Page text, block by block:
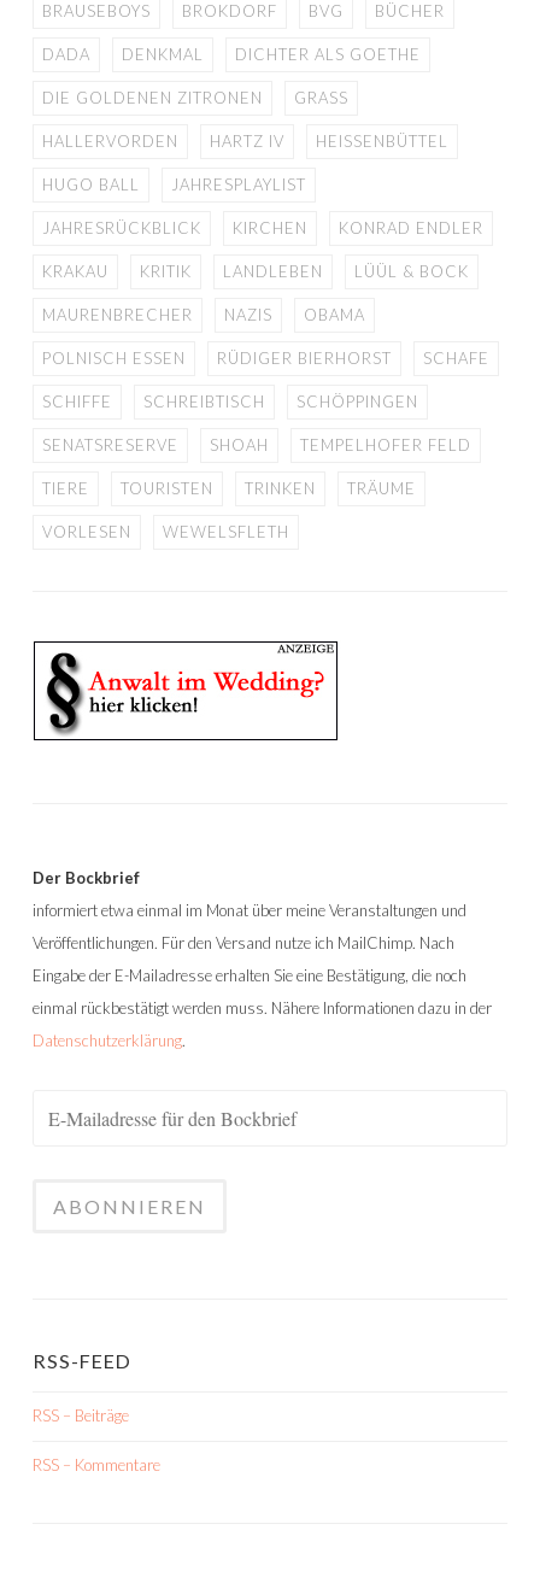
BRAUSEBOYS BROKDORF BVG BÜCHER
DADA DENKMAL DICHTER ALS GOETHE
DIE GOLDENEN ZITRONEN GRASS
HALLERVORDEN HARTZ IV HEISSENBÜTTEL
HUGO BALL JAHRESPLAYLIST
JAHRESRÜCKBLICK KIRCHEN KONRAD ENDLER
KRAKAU KRITIK LANDLEBEN LÜÜL & BOCK
MAURENBRECHER NAZIS OBAMA
POLNISCH ESSEN RÜDIGER BIERHORST SCHAFE
SCHIFFE SCHREIBTISCH SCHÖPPINGEN
SENATSRESERVE SHOAH TEMPELHOFER FELD
TIERE TOURISTEN TRINKEN TRÄUME
VORLESEN WEWELSFLETH
Der Bockbrief
informiert etwa einmal im Monat über meine Veranstaltungen und
Veröffentlichungen. Für den Versand nutze ich MailChimp. Nach
Eingabe der E-Mailadresse erhalten Sie eine Bestätigung, die noch
einmal rückbestätigt werden muss. Nähere Informationen dazu in der
Datenschutzerklärung.
RSS-FEED
RSS – Beiträge
RSS – Kommentare